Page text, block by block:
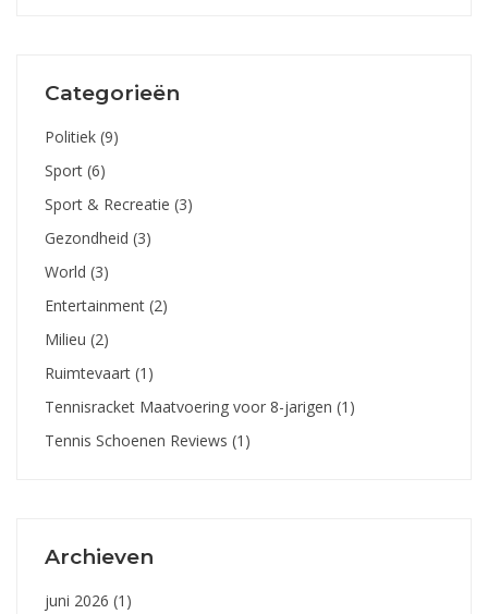
Categorieën
Politiek (9)
Sport (6)
Sport & Recreatie (3)
Gezondheid (3)
World (3)
Entertainment (2)
Milieu (2)
Ruimtevaart (1)
Tennisracket Maatvoering voor 8-jarigen (1)
Tennis Schoenen Reviews (1)
Archieven
juni 2026 (1)